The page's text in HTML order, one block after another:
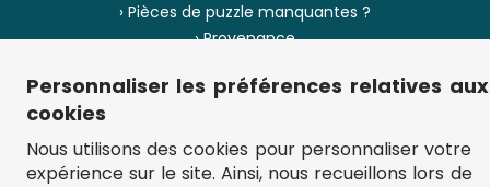
› Pièces de puzzle manquantes ?
› Provenance
› Plan du site
** Frais d'envoi = 6,95 € (France) / gratuit à partir de 45 €.
Personnaliser les préférences relatives aux
cookies
Nous utilisons des cookies pour personnaliser votre
expérience sur le site. Ainsi, nous recueillons lors de